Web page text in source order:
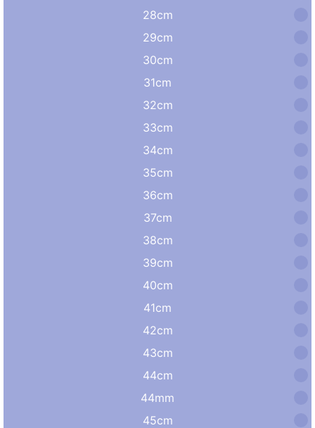
28cm
29cm
30cm
31cm
32cm
33cm
34cm
35cm
36cm
37cm
38cm
39cm
40cm
41cm
42cm
43cm
44cm
44mm
45cm